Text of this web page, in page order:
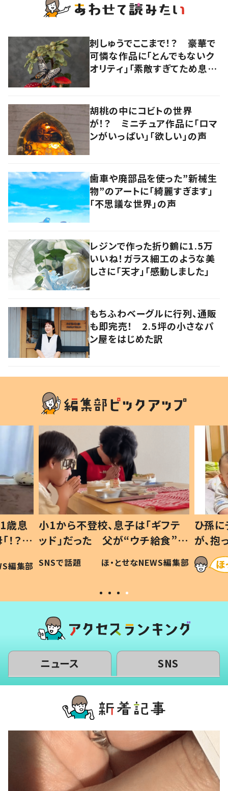
刺しゅうでここまで！？ 豪華で
可憐な作品に「とんでもないク
オリティ」「素敵すぎてため息出
胡桃の中にコビトの世界
が！？ ミニチュア作品に「ロマ
ンがいっぱい」「欲しい」の声
歯車や廃部品を使った”新械生
物”のアートに「綺麗すぎます」
「不思議な世界」の声
レジンで作った折り鶴に1.5万
いいね！ガラス細工のような美
しさに「天才」「感動しました」
もちふわベーグルに行列、通販
も即完売！ 2.5坪の小さなパ
ン屋をはじめた訳
歳息
？」
編集部
小1から不登校、息子は「ギフテ
ッド」だった 父が“ウチ給食”を
作り続ける理由とは #令和の親
#令和の子
SNSで話題 ほ・とせなNEWS編集部
ひ孫
が、
「涙が
い」
ニュース SNS